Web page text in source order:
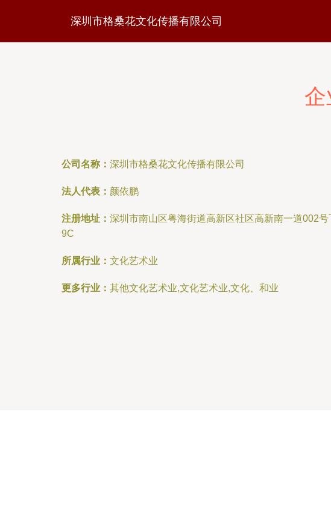
深圳市格桑花文化传播有限公司
公司名称： 深圳市格桑花文化传播有限公司
法人代表： 颜依鹏
注册地址： 深圳市南山区粤海街道高新区社区高新南一道002
9C
所属行业： 文化艺术业
更多行业： 其他文化艺术业,文化艺术业,文化、和业